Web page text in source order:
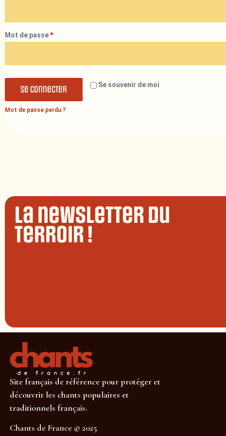
Mot de passe*
Se souvenir de moi
Se connecter
Mot de passe perdu ?
La newsletter du
terroir !
Site français de référence pour protéger et
découvrir les chants populaires et
traditionnels français.
Chants de France © 2025